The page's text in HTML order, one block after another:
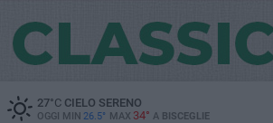
27°CCIELO SERENO
OGGI MIN 26.5° MAX 34° A BISCEGLIE